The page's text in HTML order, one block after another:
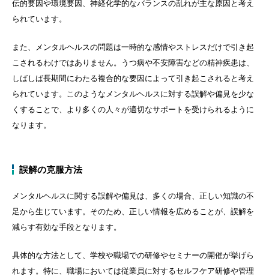
伝的要因や環境要因、神経化学的なバランスの乱れが主な原因と考え
られています。
また、メンタルヘルスの問題は一時的な感情やストレスだけで引き起
こされるわけではありません。うつ病や不安障害などの精神疾患は、
しばしば長期間にわたる複合的な要因によって引き起こされると考え
られています。このようなメンタルヘルスに対する誤解や偏見を少な
くすることで、より多くの人々が適切なサポートを受けられるように
なります。
誤解の克服方法
メンタルヘルスに関する誤解や偏見は、多くの場合、正しい知識の不
足から生じています。そのため、正しい情報を広めることが、誤解を
減らす有効な手段となります。
具体的な方法として、学校や職場での研修やセミナーの開催が挙げら
れます。特に、職場においては従業員に対するセルフケア研修や管理